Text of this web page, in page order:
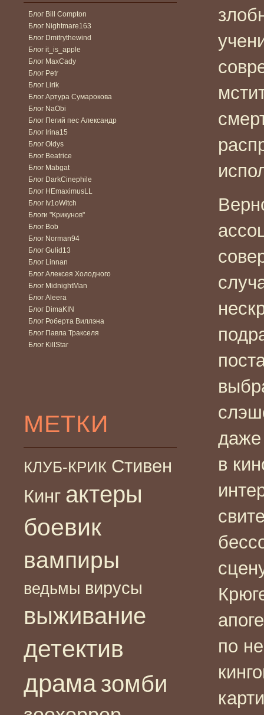
Блог Bill Compton
Блог Nightmare163
Блог Dmitrythewind
Блог it_is_apple
Блог MaxCady
Блог Petr
Блог Lirik
Блог Артура Сумарокова
Блог NaObi
Блог Пегий пес Александр
Блог Irina15
Блог Oldys
Блог Beatrice
Блог Mabgat
Блог DarkCinephile
Блог HEmaximusLL
Блог Iv1oWitch
Блоги "Крикунов"
Блог Bob
Блог Norman94
Блог Gulid13
Блог Linnan
Блог Алексея Холодного
Блог MidnightMan
Блог Aleera
Блог DimaKIN
Блог Роберта Виллэна
Блог Павла Тракселя
Блог KillStar
МЕТКИ
КЛУБ-КРИК Стивен
Кинг актеры
боевик
вампиры
ведьмы вирусы
выживание
детектив
драма зомби
даже
в
по